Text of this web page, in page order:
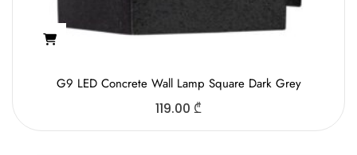
G9 LED Concrete Wall Lamp Square Dark Grey
119.00 ₾